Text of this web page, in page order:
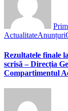
ActualitateAnunțuri
Rezultatele finale
scrisă – Direcția
Compartimentul